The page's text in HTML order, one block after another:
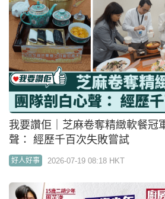
我要讚佢｜芝麻卷奪精緻軟餐冠
聲： 經歷千百次失敗嘗試
好人好事 2026-07-19 08:18 HKT